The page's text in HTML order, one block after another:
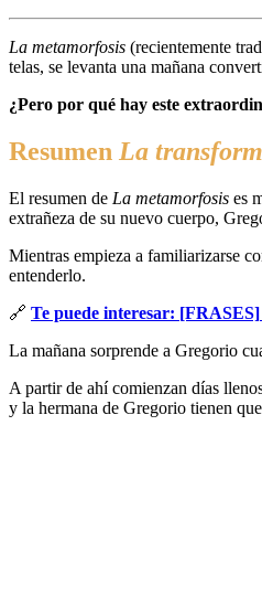
La metamorfosis (recientemente
telas, se levanta una mañana
¿Pero por qué hay este
Resumen La
El resumen de La metamorfosis es
extrañeza de su nuevo cuerpo,
Mientras empieza a familiarizarse
entenderlo.
🔗 Te puede interesar: [FRASES]
La mañana sorprende a Gregorio
A partir de ahí comienzan días
y la hermana de Gregorio tienen